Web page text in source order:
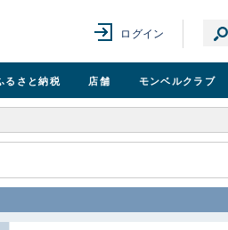
ログイン
るさと納税 店舗 モンベルクラブ